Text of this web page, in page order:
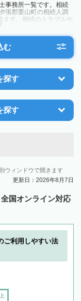
事務所一覧です。相続
張郡栗山町の相続人調
ます。相続のトラブルや
してみましょう。
む
探す
探す
ウィンドウで開きます
更新日：2026年8月7日
国オンライン対応
ご利用しやすい法